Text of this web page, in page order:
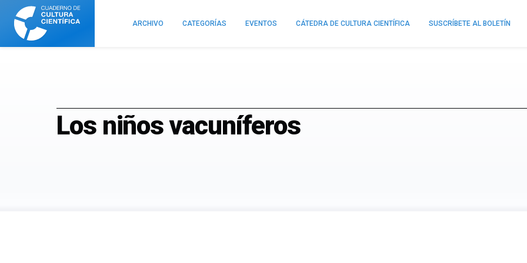
Cuaderno
Cultura
Científica
ARCHIVO CATEGORÍAS EVENTOS CÁTEDRA DE CULTURA CIENTÍFICA SUSCRÍBETE AL BOLETÍN
Los niños vacuníferos